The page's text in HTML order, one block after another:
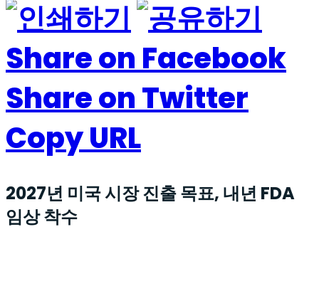
Share on Facebook
Share on Twitter
Copy URL
2027년 미국 시장 진출 목표, 내년 FDA
임상 착수